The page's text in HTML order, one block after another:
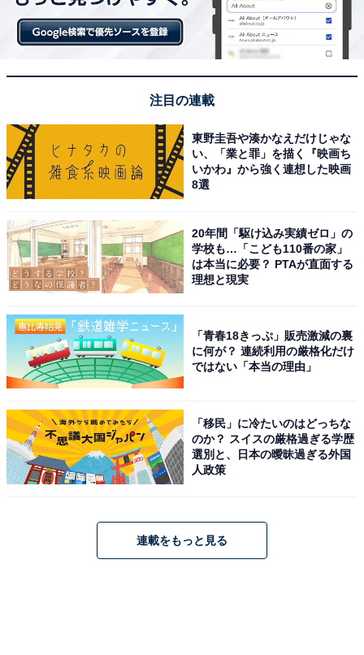
バランスを取ろうとする感覚があるが、これに近いとい
う。
つまり、頭ではもちろんゲームと分かっていても、視界
を完全に奪われてゲームの世界に放り込まれると、体の
方が反応してしまう。PSVRで受けるゲーム体験という
のは、視覚によってもたらされるものではあるが、より
身体的な感覚に訴えかけるもので、「まさしく、Virtual
Reality、仮想現実というにふさわしい体験」と田下氏は
述べている。
【関連リンク】
記事では伝わらない、PS VRのすごさ
PS VRが高い理由と、安い理由
注目の連載
東野圭吾や湊かなえだけじゃな
い、「業と罪」を描く『映画ち
いかわ』から強く連想した映画
8選
20年間「駆け込み実績ゼロ」の
学校も…「こども110番の家」
は本当に必要？ PTAが直面する
理想と現実
「青春18きっぷ」販売激減の裏
に何が？ 連続利用の厳格化だけ
ではない「本当の理由」
「移民」に冷たいのはどっちな
のか？ スイスの厳格過ぎる学歴
選別と、日本の曖昧過ぎる外国
人政策
連載をもっと見る